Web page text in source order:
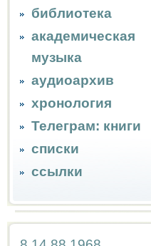
библиотека
академическая
музыка
аудиоархив
хронология
Телеграм: книги
списки
ссылки